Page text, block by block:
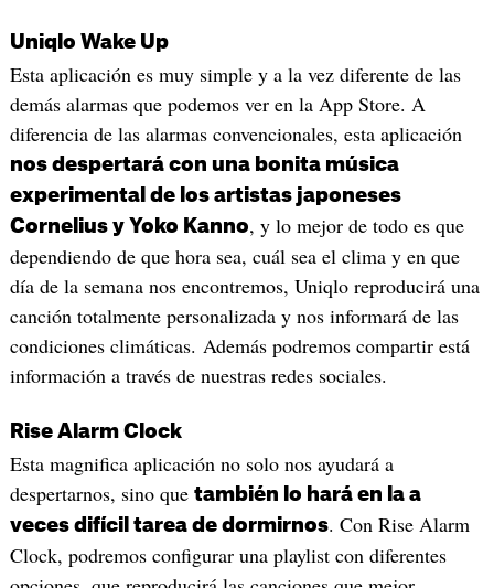
Uniqlo Wake Up
Esta aplicación es muy simple y a la vez diferente de las
demás alarmas que podemos ver en la App Store. A
diferencia de las alarmas convencionales, esta aplicación
nos despertará con una bonita música
experimental de los artistas japoneses
Cornelius y Yoko Kanno, y lo mejor de todo es que
dependiendo de que hora sea, cuál sea el clima y en que
día de la semana nos encontremos, Uniqlo reproducirá una
canción totalmente personalizada y nos informará de las
condiciones climáticas. Además podremos compartir está
información a través de nuestras redes sociales.
Rise Alarm Clock
Esta magnifica aplicación no solo nos ayudará a
despertarnos, sino que también lo hará en la a
veces difícil tarea de dormirnos. Con Rise Alarm
Clock, podremos configurar una playlist con diferentes